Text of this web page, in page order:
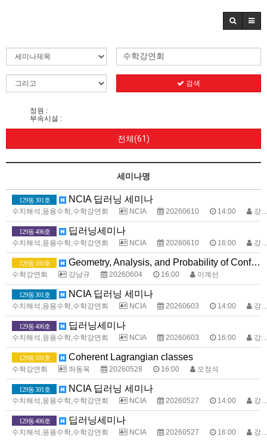
검색
정원 :
부속시설 :
전체(61)
세미나명
129동 301호 NCIA 딥러닝 세미나
수치해석,응용수학,수학강연회 NCIA 20260610 14:00 강명주
129동 406호 딥러닝세미나
수치해석,응용수학,수학강연회 NCIA 20260610 16:00 강명주
129동 101호 Geometry, Analysis, and Probability of Conformal Fields
수학강연회 강남규 20260604 16:00 이계선
129동 301호 NCIA 딥러닝 세미나
수치해석,응용수학,수학강연회 NCIA 20260603 14:00 강명주
129동 406호 딥러닝세미나
수치해석,응용수학,수학강연회 NCIA 20260603 16:00 강명주
129동 101호 Coherent Lagrangian classes
수학강연회 좌동욱 20260528 16:00 오정석
129동 301호 NCIA 딥러닝 세미나
수치해석,응용수학,수학강연회 NCIA 20260527 14:00 강명주
129동 406호 딥러닝세미나
수치해석,응용수학,수학강연회 NCIA 20260527 16:00 강명주